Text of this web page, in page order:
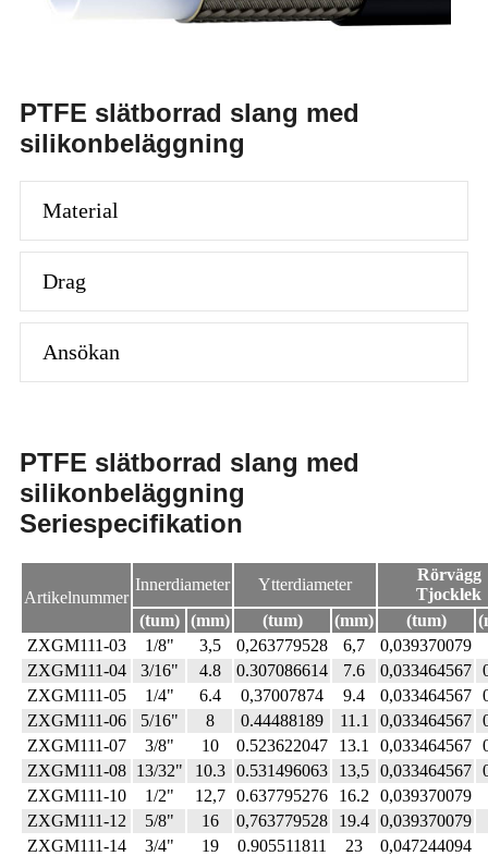
PTFE slätborrad slang med
silikonbeläggning
Material
Drag
Ansökan
PTFE slätborrad slang med
silikonbeläggning
Seriespecifikation
Artikelnummer
Innerdiameter Ytterdiameter
Rörvägg
Tjocklek
(tum)
(mm) (tum) (mm) (tum)
ZXGM111-03
1/8" 3,5 0,263779528 6,7
0,039370079
ZXGM111-04
3/16" 4.8 0.307086614 7.6 0,033464567
ZXGM111-05
1/4" 6.4 0,37007874 9.4 0,033464567
ZXGM111-06
5/16" 8 0.44488189 11.1 0,033464567
ZXGM111-07
3/8" 10 0.523622047 13.1 0,033464567
ZXGM111-08
13/32" 10.3 0.531496063 13,5 0,033464567
ZXGM111-10
1/2" 12,7 0.637795276 16.2
0,039370079
ZXGM111-12
5/8" 16 0,763779528 19.4 0,039370079
ZXGM111-14
3/4" 19 0.905511811 23 0,047244094